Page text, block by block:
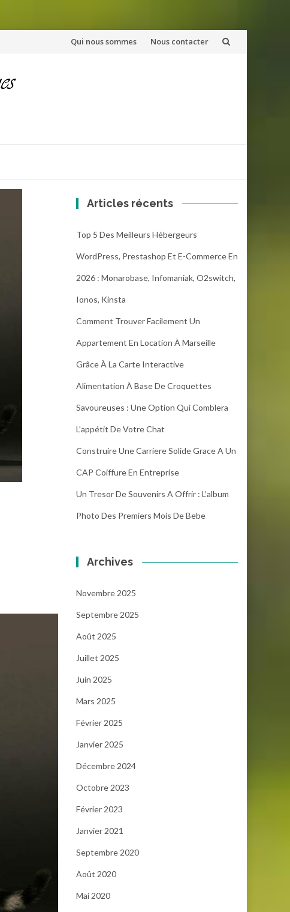
Aller
Qui nous sommes Nous contacter
Articles récents
Top 5 Des Meilleurs Hébergeurs
WordPress, Prestashop Et E-Commerce En
2026 : Monarobase, Infomaniak, O2switch,
Ionos, Kinsta
Comment Trouver Facilement Un
Appartement En Location À Marseille
Grâce À La Carte Interactive
Alimentation À Base De Croquettes
Savoureuses : Une Option Qui Comblera
L’appétit De Votre Chat
Construire Une Carriere Solide Grace A Un
CAP Coiffure En Entreprise
Un Tresor De Souvenirs A Offrir : L’album
Photo Des Premiers Mois De Bebe
Archives
Novembre 2025
Septembre 2025
Août 2025
Juillet 2025
Juin 2025
Mars 2025
Février 2025
Janvier 2025
Décembre 2024
Octobre 2023
Février 2023
Janvier 2021
Septembre 2020
Août 2020
Mai 2020